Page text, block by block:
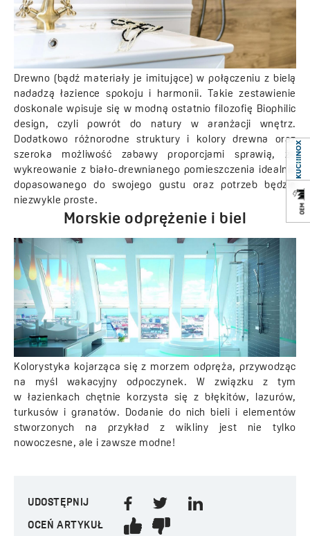
Drewno (bądź materiały je imitujące) w połączeniu z bielą
nadadzą łazience spokoju i harmonii. Takie zestawienie
doskonale wpisuje się w modną ostatnio filozofię Biophilic
design, czyli powrót do natury w aranżacji wnętrz.
Dodatkowo różnorodne struktury i kolory drewna oraz
szeroka możliwość zabawy proporcjami sprawią, że
wykreowanie z biało-drewnianego pomieszczenia idealnie
dopasowanego do swojego gustu oraz potrzeb będzie
niezwykle proste.
Morskie odprężenie i biel
Kolorystyka kojarząca się z morzem odpręża, przywodząc
na myśl wakacyjny odpoczynek. W związku z tym
w łazienkach chętnie korzysta się z błękitów, lazurów,
turkusów i granatów. Dodanie do nich bieli i elementów
stworzonych na przykład z wikliny jest nie tylko
nowoczesne, ale i zawsze modne!
UDOSTĘPNIJ
OCEŃ ARTYKUŁ